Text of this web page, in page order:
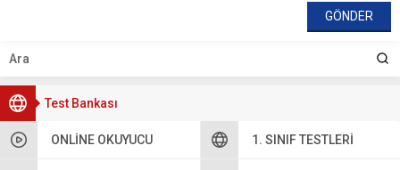
Test Bankası
ONLINE OKUYUCU 1. SINIF TESTLERI